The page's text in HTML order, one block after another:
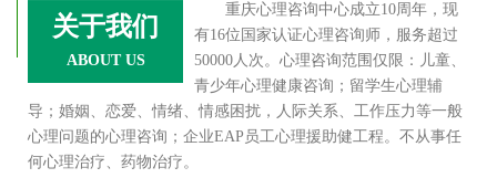
关于我们
ABOUT US
重庆心理咨询中心成立10周年，现
有16位国家认证心理咨询师，服务超过
50000人次。心理咨询范围仅限：儿童、
青少年心理健康咨询；留学生心理辅
导；婚姻、恋爱、情绪、情感困扰，人际关系、工作压力等一般
心理问题的心理咨询；企业EAP员工心理援助健工程。不从事任
何心理治疗、药物治疗。